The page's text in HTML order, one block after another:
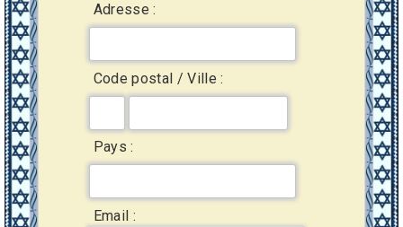
Adresse :
Code postal / Ville :
Pays :
Email :